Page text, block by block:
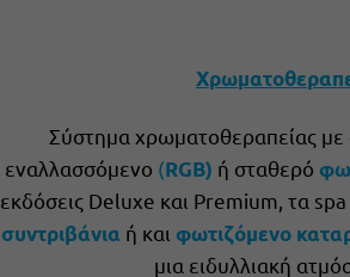
Σύστημα χρωματοθεραπείας με
εναλλασσόμενο (RGB) ή σταθερό
εκδόσεις Deluxe και Premium, τα
συντριβάνια ή και φωτιζόμενο
μια ειδυλλιακή